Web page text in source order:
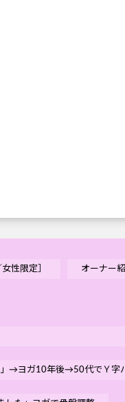
性限定］ オーナー
→ヨガ10年後→50代でＹ字